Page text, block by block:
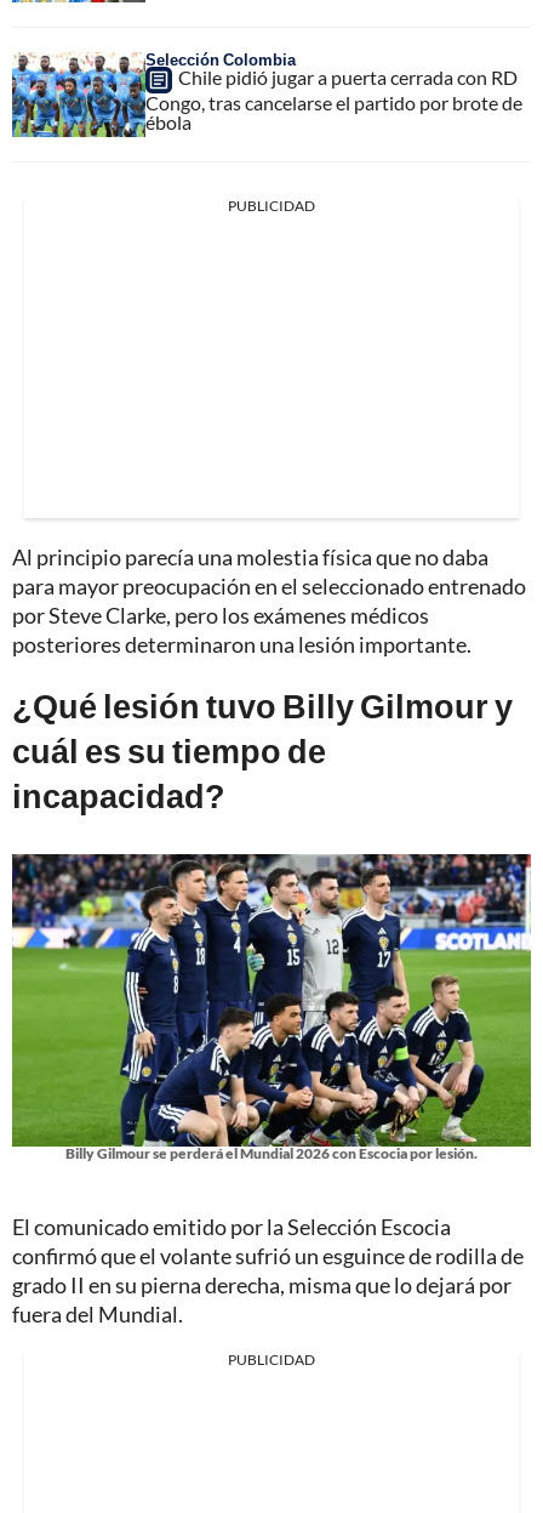
Selección Colombia
Chile pidió jugar a puerta cerrada con RD
Congo, tras cancelarse el partido por brote de
ébola
PUBLICIDAD
Al principio parecía una molestia física que no daba
para mayor preocupación en el seleccionado entrenado
por Steve Clarke, pero los exámenes médicos
posteriores determinaron una lesión importante.
¿Qué lesión tuvo Billy Gilmour y
cuál es su tiempo de
incapacidad?
Billy Gilmour se perderá el Mundial 2026 con Escocia por lesión.
El comunicado emitido por la Selección Escocia
confirmó que el volante sufrió un esguince de rodilla de
grado II en su pierna derecha, misma que lo dejará por
fuera del Mundial.
PUBLICIDAD